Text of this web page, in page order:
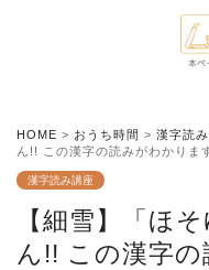
HOME > おうち時間 > 漢字読
ん!! この漢字の読みがわかりま
漢字読み講座
【細雪】「ほ
ん!! この漢字